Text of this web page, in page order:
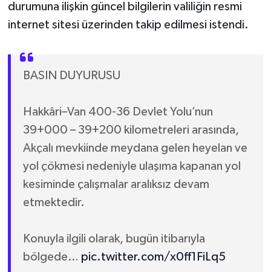
durumuna ilişkin güncel bilgilerin valiliğin resmi
internet sitesi üzerinden takip edilmesi istendi.
BASIN DUYURUSU
Hakkâri–Van 400-36 Devlet Yolu’nun
39+000 – 39+200 kilometreleri arasında,
Akçalı mevkiinde meydana gelen heyelan ve
yol çökmesi nedeniyle ulaşıma kapanan yol
kesiminde çalışmalar aralıksız devam
etmektedir.
Konuyla ilgili olarak, bugün itibarıyla
bölgede… pic.twitter.com/x0ff1FiLq5